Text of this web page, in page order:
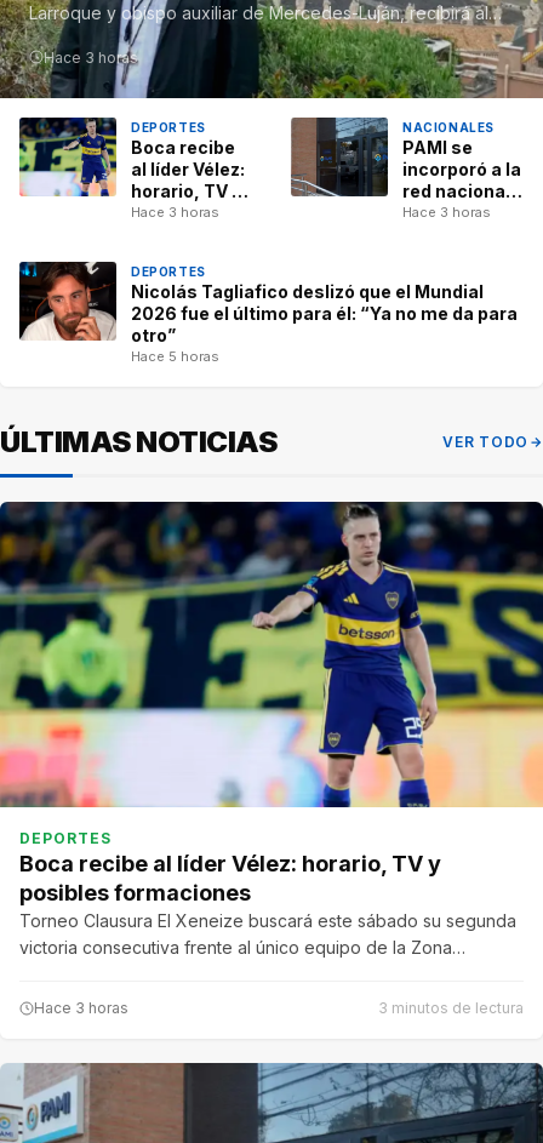
Larroque y obispo auxiliar de Mercedes-Luján, recibirá al
Pontífice en el Santuario…
Hace 3 horas
DEPORTES
Boca recibe
al líder Vélez:
horario, TV y
posibles
Hace 3 horas
NACIONALES
PAMI se
incorporó a la
red nacional
para el
y cómo
funcionará
Hace 3 horas
DEPORTES
Nicolás Tagliafico deslizó que el Mundial
2026 fue el último para él: “Ya no me da para
otro”
Hace 5 horas
ÚLTIMAS NOTICIAS VER TODO
DEPORTES
Boca recibe al líder Vélez: horario, TV y
posibles formaciones
Torneo Clausura El Xeneize buscará este sábado su segunda
victoria consecutiva frente al único equipo de la Zona…
Hace 3 horas 3 minutos de lectura